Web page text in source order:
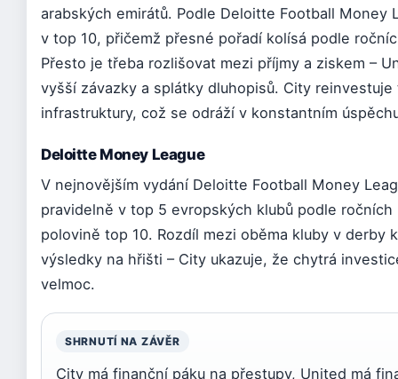
arabských emirátů. Podle Deloitte Football Money
v top 10, přičemž přesné pořadí kolísá podle
Přesto je třeba rozlišovat mezi příjmy a ziskem –
vyšší závazky a splátky dluhopisů. City
infrastruktury, což se odráží v konstantním
Deloitte Money League
V nejnovějším vydání Deloitte Football Money
pravidelně v top 5 evropských klubů podle
polovině top 10. Rozdíl mezi oběma kluby v derby
výsledky na hřišti – City ukazuje, že chytrá
velmoc.
SHRNUTÍ NA ZÁVĚR
City má finanční páku na přestupy, United má